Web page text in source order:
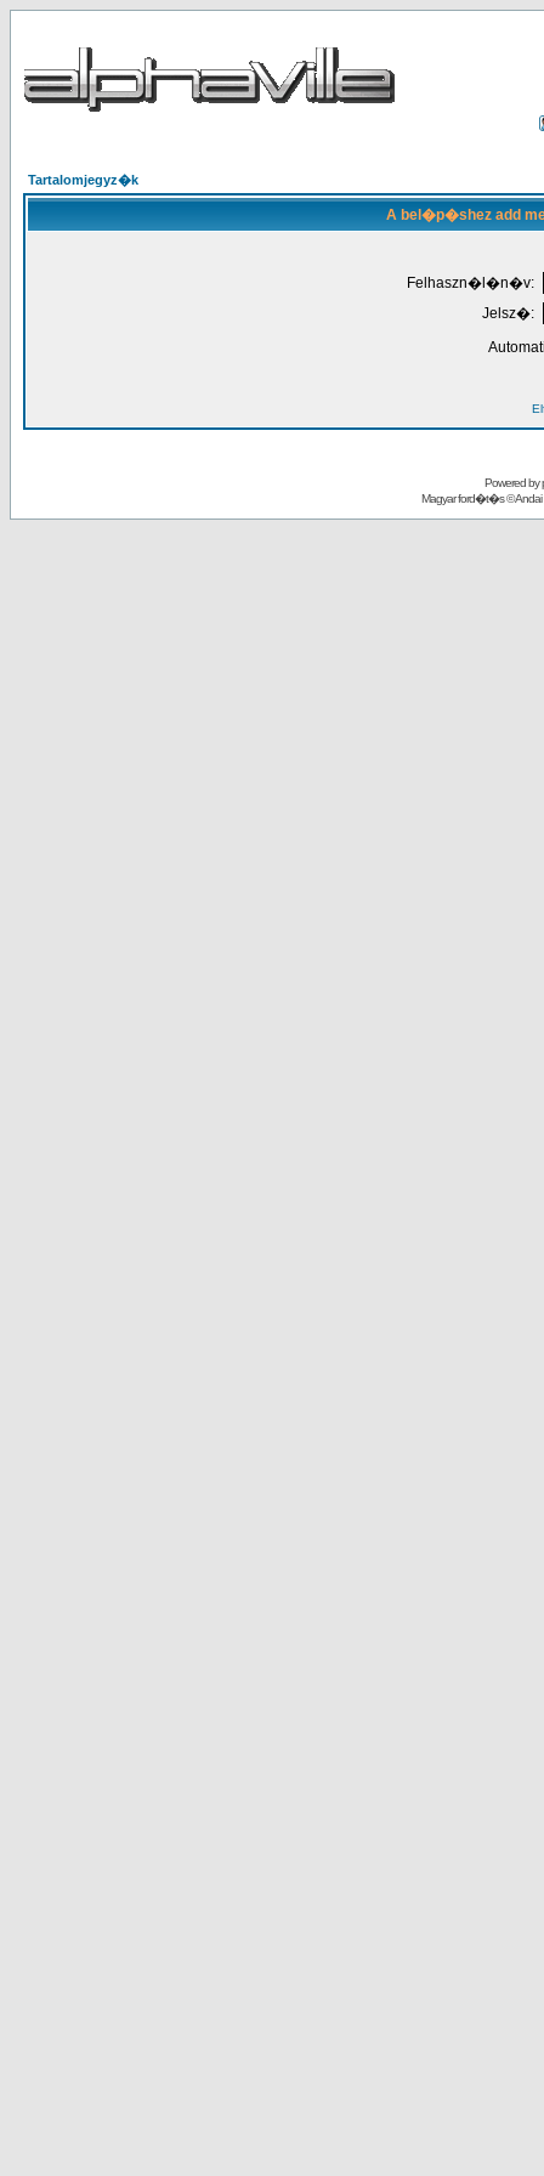
Tartalomjegyz�k
A bel�p�shez add
Felhaszn�l�n�v:
Jelsz�:
Powered by
Magyar ford�t�s ©Andai